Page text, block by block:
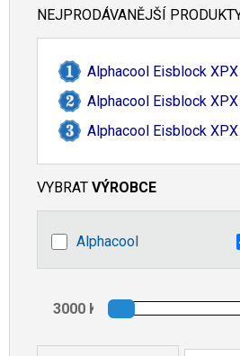
NEJPRODÁVANĚJŠÍ
Alphacool Eisblock
Alphacool Eisblock
Alphacool Eisblock
VYBRAT VÝROBCE
Alphacool